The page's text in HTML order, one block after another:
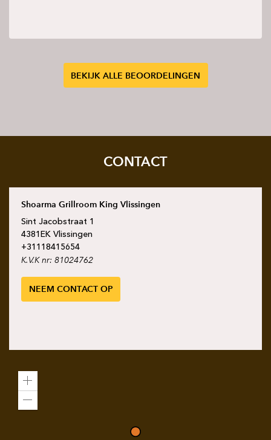
BEKIJK ALLE BEOORDELINGEN
CONTACT
Shoarma Grillroom King Vlissingen
Sint Jacobstraat 1
4381EK Vlissingen
+31 118415654
K.V.K nr: 81024762
NEEM CONTACT OP
Zoom